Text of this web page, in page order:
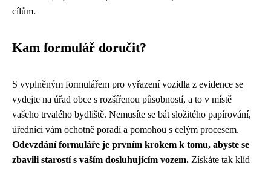
cílům.
Kam formulář doručit?
S vyplněným formulářem pro vyřazení vozidla z evidence se
vydejte na úřad obce s rozšířenou působností, a to v místě
vašeho trvalého bydliště. Nemusíte se bát složitého papírování,
úředníci vám ochotně poradí a pomohou s celým procesem.
Odevzdání formuláře je prvním krokem k tomu, abyste se
zbavili starostí s vaším dosluhujícím vozem. Získáte tak klid